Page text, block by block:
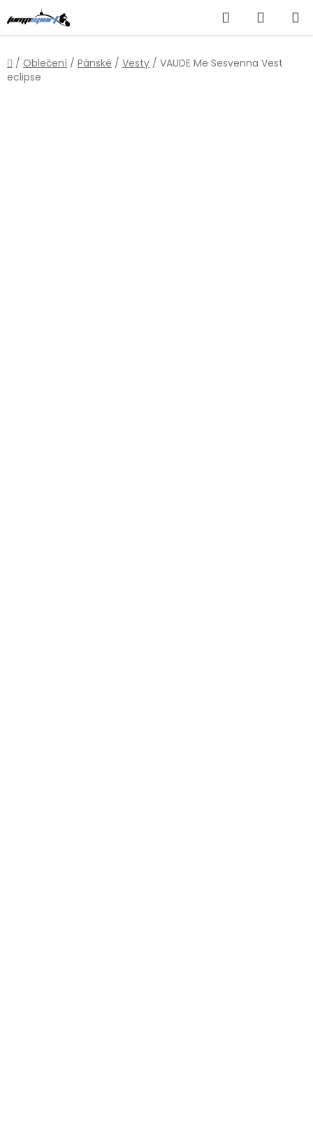
na
obsah
Hledat
KOŠÍK
Domů
/ Oblečení / Pánské / Vesty / VAUDE Me Sesvenna Vest
eclipse